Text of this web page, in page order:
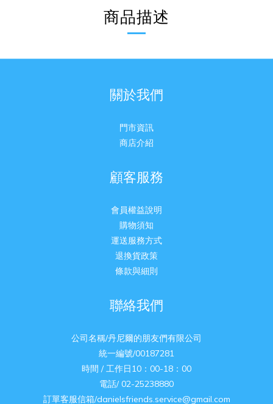
商品描述
關於我們
門市資訊
商店介紹
顧客服務
會員權益說明
購物須知
運送服務方式
退換貨政策
條款與細則
聯絡我們
公司名稱/丹尼爾的朋友們有限公司
統一編號/00187281
時間 / 工作日10：00-18：00
電話/ 02-25238880
訂單客服信箱/danielsfriends.service@gmail.com